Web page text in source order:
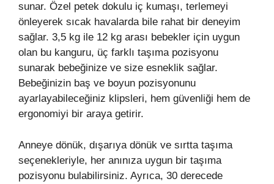
sunar. Özel petek dokulu iç kumaşı, terlemeyi
önleyerek sıcak havalarda bile rahat bir deneyim
sağlar. 3,5 kg ile 12 kg arası bebekler için uygun
olan bu kanguru, üç farklı taşıma pozisyonu
sunarak bebeğinize ve size esneklik sağlar.
Bebeğinizin baş ve boyun pozisyonunu
ayarlayabileceğiniz klipsleri, hem güvenliği hem de
ergonomiyi bir araya getirir.
Anneye dönük, dışarıya dönük ve sırtta taşıma
seçenekleriyle, her anınıza uygun bir taşıma
pozisyonu bulabilirsiniz. Ayrıca, 30 derecede